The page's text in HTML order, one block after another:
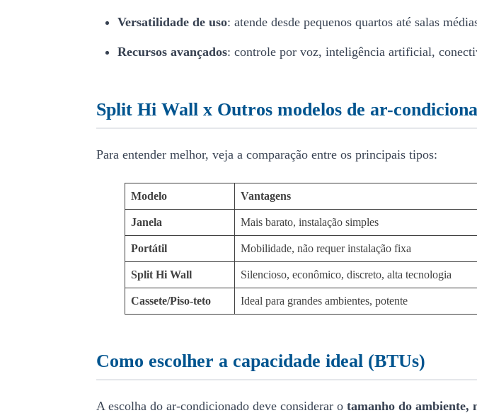
Versatilidade de uso: atende desde pequenos quartos até salas
Recursos avançados: controle por voz, inteligência artificial,
Split Hi Wall x Outros modelos de ar-
Para entender melhor, veja a comparação entre os principais tipos:
Modelo Vantagens
Janela Mais barato, instalação simples
Portátil Mobilidade, não requer instalação fixa
Split Hi Wall Silencioso, econômico, discreto, alta tecnologia
Cassete/Piso-teto Ideal para grandes ambientes, potente
Como escolher a capacidade ideal (BTUs)
A escolha do ar-condicionado deve considerar o tamanho do ambiente,